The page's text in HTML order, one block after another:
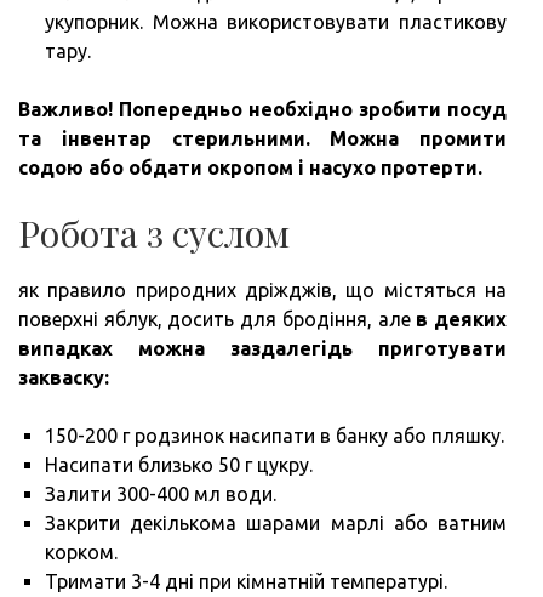
укупорник. Можна використовувати пластикову
тару.
Важливо! Попередньо необхідно зробити посуд
та інвентар стерильними.
Можна промити
содою або обдати окропом і насухо протерти.
Робота з суслом
як правило природних дріжджів, що містяться на
поверхні яблук, досить для бродіння, але в деяких
випадках можна заздалегідь приготувати
закваску:
150-200 г родзинок насипати в банку або пляшку.
Насипати близько 50 г цукру.
Залити 300-400 мл води.
Закрити декількома шарами марлі або ватним
корком.
Тримати 3-4 дні при кімнатній температурі.